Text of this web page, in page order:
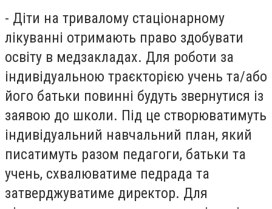
- Діти на тривалому стаціонарному
лікуванні отримають право здобувати
освіту в медзакладах. Для роботи за
індивідуальною траєкторією учень та/або
його батьки повинні будуть звернутися із
заявою до школи. Під це створюватимуть
індивідуальний навчальний план, який
писатимуть разом педагоги, батьки та
учень, схвалюватиме педрада та
затверджуватиме директор. Для